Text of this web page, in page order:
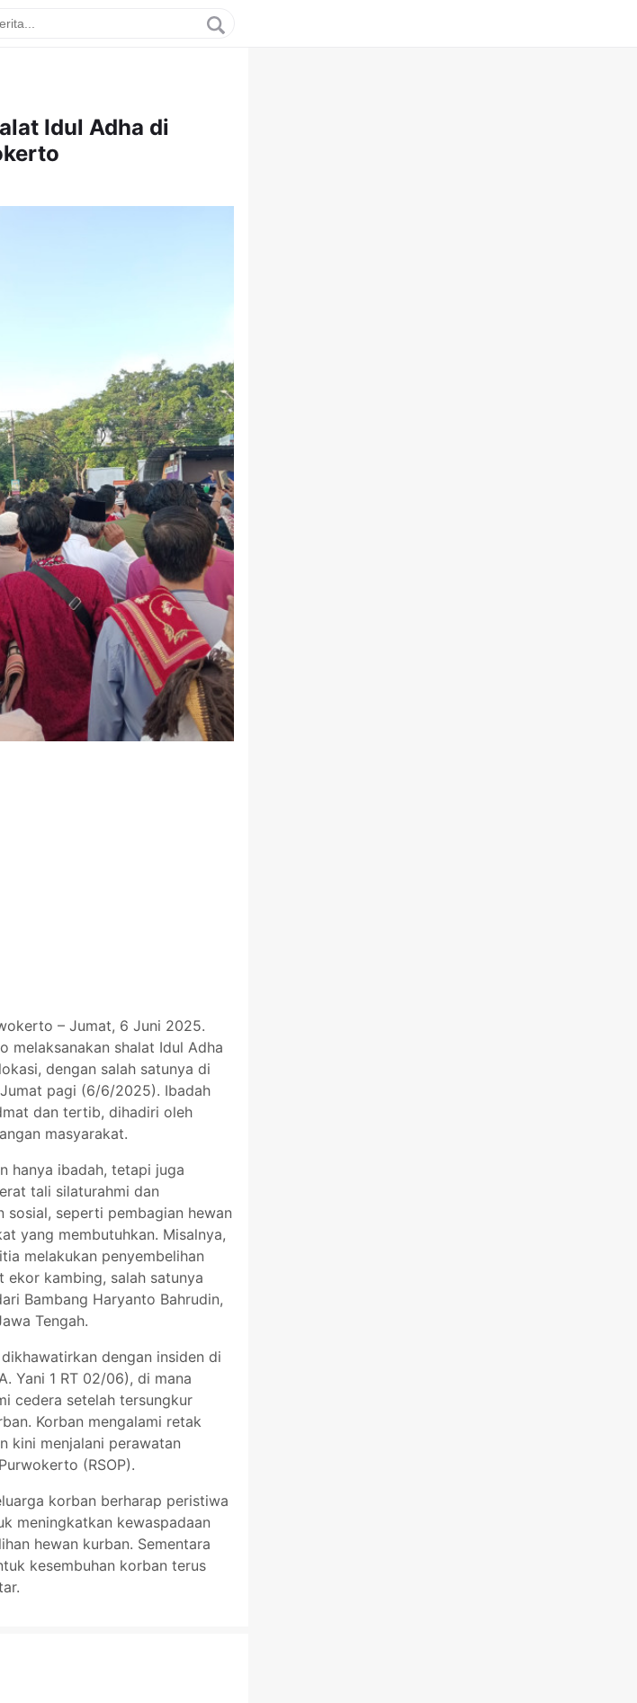
Idul Adha di
– Jumat, 6 Juni 2025.
melaksanakan shalat Idul Adha
dengan salah satunya di
pagi (6/6/2025). Ibadah
dan tertib, dihadiri oleh
masyarakat.
hanya ibadah, tetapi juga
tali silaturahmi dan
sosial, seperti pembagian hewan
yang membutuhkan. Misalnya,
melakukan penyembelihan
ekor kambing, salah satunya
Bambang Haryanto Bahrudin,
Tengah.
dengan insiden di
Yani 1 RT 02/06), di mana
cedera setelah tersungkur
Korban mengalami retak
kini menjalani perawatan
(RSOP).
korban berharap peristiwa
meningkatkan kewaspadaan
hewan kurban. Sementara
kesembuhan korban terus